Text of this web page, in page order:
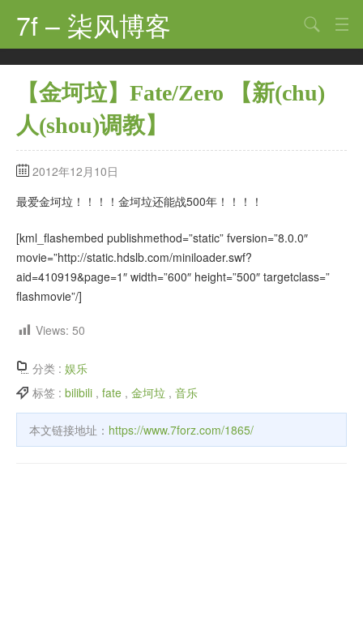
7f – 柒风博客
首页
软件·技术
手机·数码
科技·探索
观点·讨论
其他
娱乐
关于
搜索
【金坷垃】Fate/Zero 【新(chu)
人(shou)调教】
2012年12月10日
最爱金坷垃！！！！金坷垃还能战500年！！！！
[kml_flashembed publishmethod=”static” fversion=”8.0.0″
movie=”http://static.hdslb.com/miniloader.swf?
aid=410919&page=1″ width=”600″ height=”500″ targetclass=”
flashmovie”/]
Views: 50
分类 : 娱乐
标签 : bilibili , fate , 金坷垃 , 音乐
本文链接地址： https://www.7forz.com/1865/